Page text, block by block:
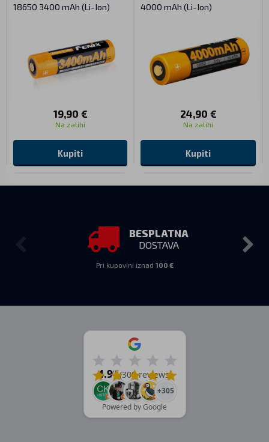
18650 3400 mAh (Li-Ion)
19,90 €
Na zalihi
Kupiti
4000 mAh (Li-Ion)
24,90 €
Na zalihi
Kupiti
BESPLATNA
DOSTAVA
Pri kupovini iznad 100 €
4.9/5(309 reviews)
+305
Powered by Google